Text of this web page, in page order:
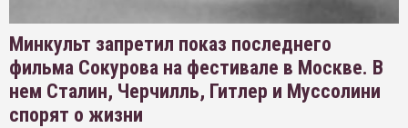
Минкульт запретил показ последнего
фильма Сокурова на фестивале в Москве. В
нем Сталин, Черчилль, Гитлер и Муссолини
спорят о жизни